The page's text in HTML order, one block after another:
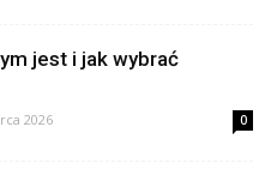
jest i jak wybrać
2026 0